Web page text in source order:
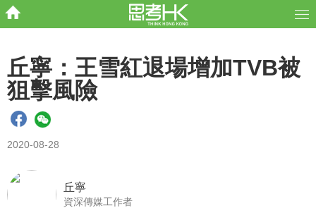
丘寧：王雪紅退場增加TVB被
狙擊風險
2020-08-28
丘寧
資深傳媒工作者